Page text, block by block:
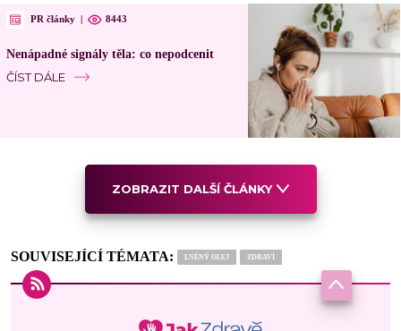
PR články | 8443
Nenápadné signály těla: co nepodcenit
ČÍST DÁLE
ZOBRAZIT DALŠÍ ČLÁNKY
SOUVISEJÍCÍ TÉMATA: LNĚNÝ OLEJ ZDRAVÍ